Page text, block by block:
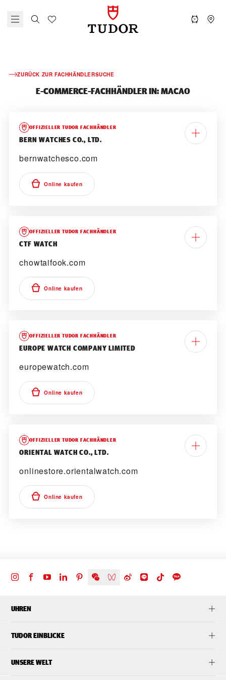
ZURÜCK ZUR FACHHÄNDLERSUCHE
E-COMMERCE-FACHHÄNDLER IN: MACAO
OFFIZIELLER TUDOR FACHHÄNDLER
‭BERN WATCHES CO., LTD.‬
bernwatchesco.com
Online kaufen
OFFIZIELLER TUDOR FACHHÄNDLER
‭CTF WATCH‬
chowtaifook.com
Online kaufen
OFFIZIELLER TUDOR FACHHÄNDLER
‭EUROPE WATCH COMPANY LIMITED‬
europewatch.com
Online kaufen
OFFIZIELLER TUDOR FACHHÄNDLER
‭ORIENTAL WATCH CO., LTD.‬
onlinestore.orientalwatch.com
Online kaufen
UHREN
TUDOR EINBLICKE
UNSERE WELT